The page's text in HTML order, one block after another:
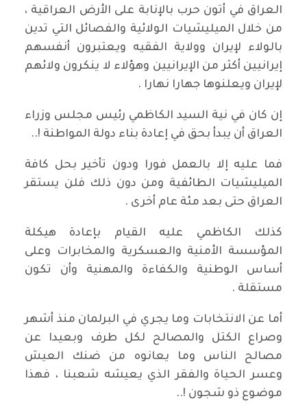
العراق في أتون حرب بالإنابة على الأرض العراقية ،
من خلال الميليشيات الولائية والفصائل التي تدين
بالولاء لإيران وولاية الفقيه ويعتبرون أنفسهم
إيرانيين أكثر من الإيرانيين وهؤلاء لا ينكرون ولائهم
لإيران ويعلنوها جهارا نهارا .
إن كان في نية السيد الكاظمي رئيس مجلس وزراء
العراق أن يبدأ بحق في إعادة بناء دولة المواطنة !..
فما عليه إلا بالعمل فورا ودون تأخير بحل كافة
الميليشيات الطائفية ومن دون ذلك فلن يستقر
العراق حتى بعد مئة عام أخرى .
كذلك الكاظمي عليه القيام بإعادة هيكلة
المؤسسة الأمنية والعسكرية والمخابرات وعلى
أساس الوطنية والكفاءة والمهنية وأن تكون
مستقلة .
أما عن الانتخابات وما يجري في البرلمان منذ أشهر
وصراع الكتل والمصالح لكل طرف وبعيدا عن
مصالح الناس وما يعانوه من ضنك العيش
وعسر الحياة والفقر الذي يعيشه شعبنا ، فهذا
موضوع ذو شجون !..